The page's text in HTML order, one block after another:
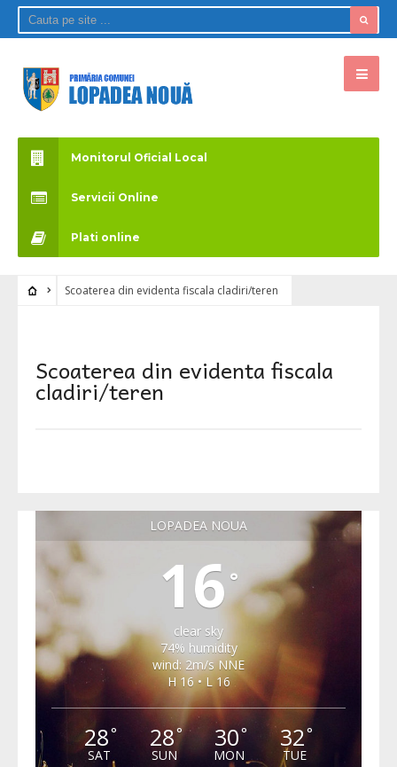
Monitorul Oficial Local
Servicii Online
Plati online
Scoaterea din evidenta fiscala cladiri/teren
Scoaterea din evidenta fiscala
cladiri/teren
LOPADEA NOUA
16°
clear sky
74% humidity
wind: 2m/s NNE
H 16 • L 16
28°
SAT
28°
SUN
30°
MON
32°
TUE